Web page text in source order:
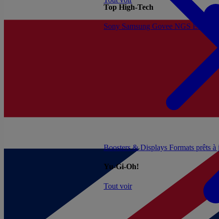
Boosters & Displays Formats prêts
Yu-Gi-Oh!
Tout voir
Top High-Tech
Sony Samsung Govee NGS Energy